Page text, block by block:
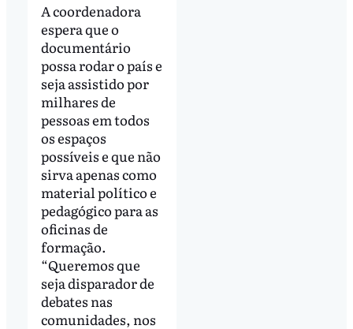
A coordenadora
espera que o
documentário
possa rodar o país e
seja assistido por
milhares de
pessoas em todos
os espaços
possíveis e que não
sirva apenas como
material político e
pedagógico para as
oficinas de
formação.
“Queremos que
seja disparador de
debates nas
comunidades, nos